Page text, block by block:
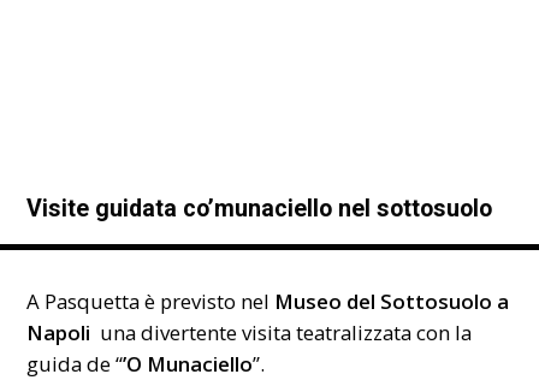
Visite guidata co’munaciello nel sottosuolo
A Pasquetta è previsto nel Museo del Sottosuolo a
Napoli una divertente visita teatralizzata con la
guida de “’O Munaciello”.